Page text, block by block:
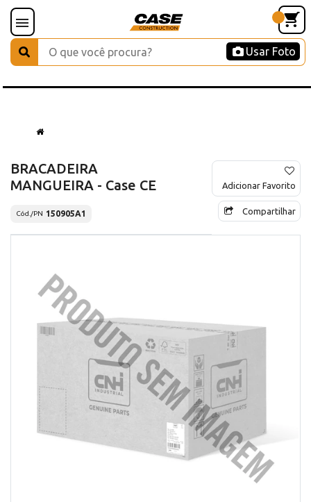
Usar Foto
BRACADEIRA
MANGUEIRA - Case CE
Cód./PN 150905A1
Adicionar Favorito
Compartilhar